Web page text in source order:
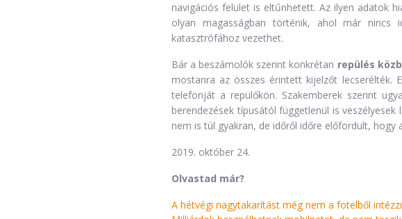
navigációs felület is eltűnhetett. Az ilyen adatok
olyan magasságban történik, ahol már nincs
katasztrófához vezethet.
Bár a beszámolók szerint konkrétan repülés
mostanra az összes érintett kijelzőt lecserélték.
telefonját a repülőkön. Szakemberek szerint
berendezések típusától függetlenül is
nem is túl gyakran, de időről időre előfordult,
2019. október 24.
Olvastad már?
A hétvégi nagytakarítást még nem a fotelből